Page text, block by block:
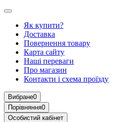
Як купити?
Доставка
Повернення товару
Карта сайту
Наші переваги
Про магазин
Контакти і схема проїзду
Вибране0
Порівняння0
Особистий кабінет